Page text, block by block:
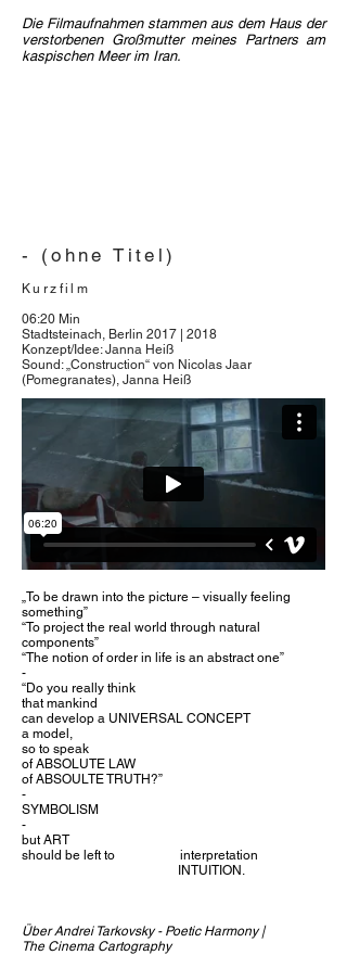
Die Filmaufnahmen stammen aus dem Haus der
verstorbenen Großmutter meines Partners am
kaspischen Meer im Iran.
- (ohne Titel)
Kurzfilm
06:20 Min
Stadtsteinach, Berlin 2017 | 2018
Konzept/Idee: Janna Heiß
Sound: „Construction“ von Nicolas Jaar
(Pomegranates), Janna Heiß
„To be drawn into the picture – visually feeling
something”
“To project the real world through natural
components”
“The notion of order in life is an abstract one”
-
“Do you really think
that mankind
can develop a UNIVERSAL CONCEPT
a model,
so to speak
of ABSOLUTE LAW
of ABSOULTE TRUTH?”
-
SYMBOLISM
-
but ART
should be left to interpretation
INTUITION.
Über Andrei Tarkovsky - Poetic Harmony |
The Cinema Cartography